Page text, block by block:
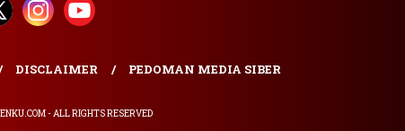
DISCLAIMER PEDOMAN MEDIA SIBER
- ALL RIGHTS RESERVED